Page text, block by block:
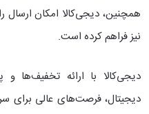
همچنین، دیجی‌کالا امکان ارسال
نیز فراهم کرده است.
دیجی‌کالا با ارائه تخفیف‌ها و
دیجیتال، فرصت‌های عالی برای